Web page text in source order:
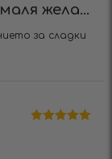
жела...
за сладки